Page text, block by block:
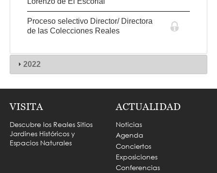
TRANSPARENCIA
ENTRADAS
Proceso selectivo Director/ Directora
de las Colecciones Reales
2022
VISITA
Descubre los Reales Sitios
Jardines Históricos y
Espacios Naturales
ACTUALIDAD
Noticias
Agenda
Conciertos
Exposiciones
Conferencias